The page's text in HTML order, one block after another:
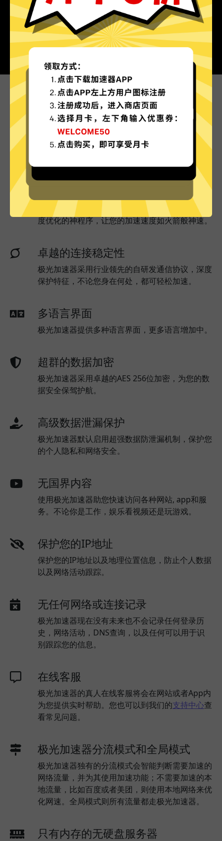
为什么选择极光加速器?
更多服务器地区选择
极光加速器现已拥有超多加速服务器节点，并且还
极光加速器已为所有极光加速器服务器部署实时速
度优化的神程序，让您的加速速度如火箭般神速。
卓越的连接稳定性
极光加速器采用行业领先的自研发通信协议，深度
保护特征，不论您身在何处，都可轻松加速。
多语言界面
极光加速器提供多种语言界面，更多语言增加中。
超群的数据加密
极光加速器采用卓越的AES 256位加密，为您的数
据安全保驾护航。
高级数据泄漏保护
极光加速器默认启用超强数据防泄漏机制，保护您
的个人隐私和网络安全。
无国界内容
使用极光加速器助您快速访问各种网站, app和服
务。不论你是工作，娱乐看视频还是玩游戏。
保护您的IP地址
保护您的IP地址以及地理位置信息，防止个人数据
以及网络活动跟踪。
无任何网络或连接记录
极光加速器现在没有未来也不会记录任何登录历
史，网络活动，DNS查询，以及任何可以用于识
别跟踪您的信息。
在线客服
极光加速器的真人在线客服将会在网站或者App内
为您提供实时帮助。您也可以到我们的支持中心查
看常见问题。
极光加速器分流模式和全局模式
极光加速器独有的分流模式会智能判断需要加速的
网络流量，并为其使用加速功能；不需要加速的本
地流量，比如百度或者美团，则使用本地网络来优
化网速。全局模式则所有流量都走极光加速器。
只有内存的无硬盘服务器